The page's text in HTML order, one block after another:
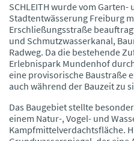
SCHLEITH wurde vom
Stadtentwässerung Freiburg
Erschließungsstraße
und Schmutzwasserkanal,
Radweg. Da die bestehende
Erlebnispark Mundenhof
eine provisorische Baustraße
auch während der Bauzeit zu
Das Baugebiet stellte
einem Natur-, Vogel- und
Kampfmittelverdachtsfläche.